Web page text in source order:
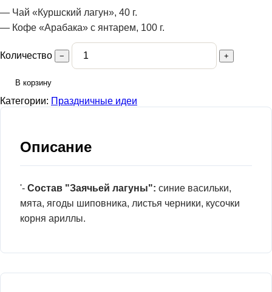
— Чай «Куршский лагун», 40 г.
— Кофе «Арабака» с янтарем, 100 г.
Количество − +
В корзину
Категории: Праздничные идеи
Описание
'- Состав "Заячьей лагуны": синие васильки,
мята, ягоды шиповника, листья черники, кусочки
корня ариллы.